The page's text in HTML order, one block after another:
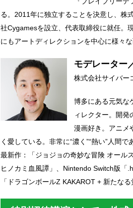
る。2011年に独立することを決意し、株
社Cygamesを設立、代表取締役に就任。
にもアートディレクションを中心に様々
モデレーター
株式会社サイバー
博多にある元気な
ィレクター。開
漫画好き。アニメ
く愛している。非常に“濃く”“熱い”人間で
最新作：「ジョジョの奇妙な冒険 オール
ヒノカミ血風譚」、Nintendo Switch版「
「ドラゴンボールZ KAKAROT + 新たな